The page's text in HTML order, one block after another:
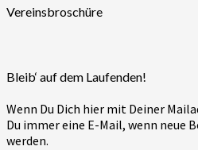
News
Vereinsbroschüre
Bleib‘ auf dem Laufenden!
Wenn Du Dich hier mit Deiner
Du immer eine E-Mail, wenn neue
werden.